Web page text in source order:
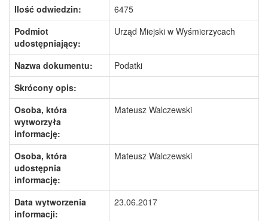
Ilość odwiedzin:
6475
Podmiot
udostępniający:
Urząd Miejski w Wyśmierzycach
Nazwa dokumentu:
Podatki
Skrócony opis:
Osoba, która
wytworzyła
informację:
Mateusz Walczewski
Osoba, która
udostępnia
informację:
Mateusz Walczewski
Data wytworzenia
informacji:
23.06.2017